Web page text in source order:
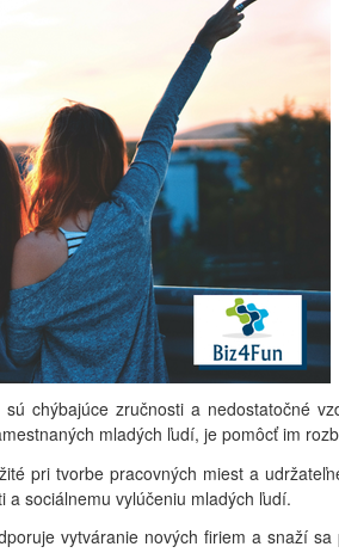
chýbajúce zručnosti a nedostatočné
mladých ľudí, je pomôcť im
pri tvorbe pracovných miest a
sociálnemu vylúčeniu mladých ľudí.
vytváranie nových firiem a snaží